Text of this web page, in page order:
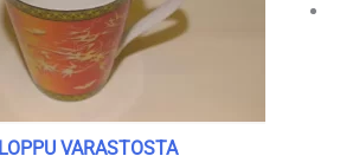
LOPPU VARASTOSTA